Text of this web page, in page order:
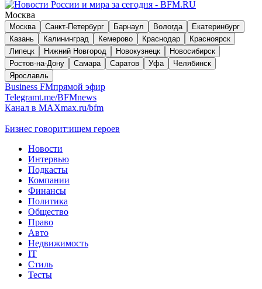
Москва
Москва Санкт-Петербург Барнаул Вологда
Екатеринбург
Казань
Калининград Кемерово Краснодар
Красноярск
Липецк
Нижний Новгород Новокузнецк
Новосибирск
Ростов-на-Дону
Самара Саратов Уфа
Челябинск
Ярославль
Business FMпрямой эфир
Telegramt.me/BFMnews
Канал в MAXmax.ru/bfm
Бизнес говорит:ищем героев
Новости
Интервью
Подкасты
Компании
Финансы
Политика
Общество
Право
Авто
Недвижимость
IT
Стиль
Тесты